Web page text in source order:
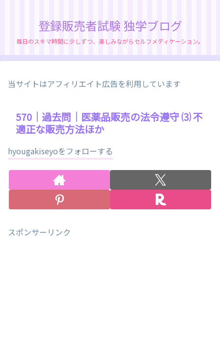
登録販売者試験 独学ブログ
毎日のスキマ時間に少しずつ、楽しみながらセルフメディケーション。
当サイトはアフィリエイト広告を利用しています
570｜過去問｜医薬品販売の法令遵守 ⑶ 不
適正な販売方法ほか
hyougakiseyoをフォローする
スポンサーリンク